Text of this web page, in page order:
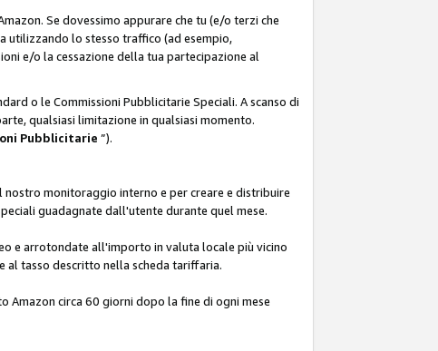
Se dovessimo appurare che tu (e/o terzi che
utilizzando lo stesso traffico (ad esempio,
e/o la cessazione della tua partecipazione al
o le Commissioni Pubblicitarie Speciali. A scanso di
qualsiasi limitazione in qualsiasi momento.
Pubblicitarie ”).
monitoraggio interno e per creare e distribuire
guadagnate dall'utente durante quel mese.
e arrotondate all'importo in valuta locale più vicino
al tasso descritto nella scheda tariffaria.
Amazon circa 60 giorni dopo la fine di ogni mese